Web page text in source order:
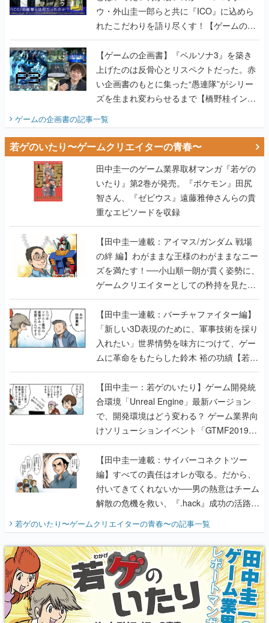
ウ・外山圭一郎らと共に『ICO』に込めら
れたこだわりを語り尽くす！【ゲームの企
画書】
【ゲームの企画書】『ペルソナ3』を築き
上げたのは反骨心とリスペクトだった。赤
い企画書のもとに集った“愚連隊”がシリー
ズを生まれ変わらせるまで【橋野桂インタ
ゲームの企画書の記事一覧
若ゲのいたり〜ゲームクリエイターの青春〜
田中圭一のゲーム業界取材マンガ『若ゲの
いたり』第2巻が発売。『ポケモン』田尻
智さん、『ゼビウス』遠藤雅伸さんらの貴
重なエピソードを収録
【田中圭一連載：アイマス/ガンダム 戦場
の絆 編】わがままな王様のわがままなニー
ズを満たす！──小山順一朗が貫く姿勢に、
ゲームクリエイターとしての矜持を見た
【若ゲのいたり最終回】
【田中圭一連載：バーチャファイター編】
「新しい3D表現のために、軍事技術を採り
入れたい」世界情勢を味方につけて、ゲー
ムに革命をもたらした鈴木 裕の功績【若ゲ
のいたり】
【田中圭一：若ゲのいたり】ゲーム開発統
合環境「Unreal Engine」最新バージョン
で、開発環境はどう変わる？ ゲーム業界向
けソリューションイベント「GTMF2019」
に行って、より理解を深めよう【PR】
【田中圭一連載：サイバーコネクトツー
編】すべての責任はオレが取る。だから、
付いてきてくれないか──男の熱意はチーム
解散の危機を救い、『.hack』成功の活路を
『少年ジャンプ』色だった【若ゲのいた
り】
若ゲのいたり〜ゲームクリエイターの青春〜の記事一覧